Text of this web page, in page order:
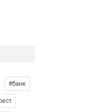
#банк